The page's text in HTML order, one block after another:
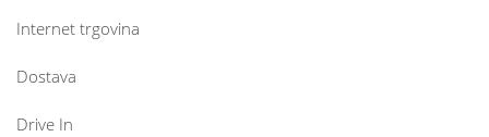
Internet trgovina
Dostava
Drive In